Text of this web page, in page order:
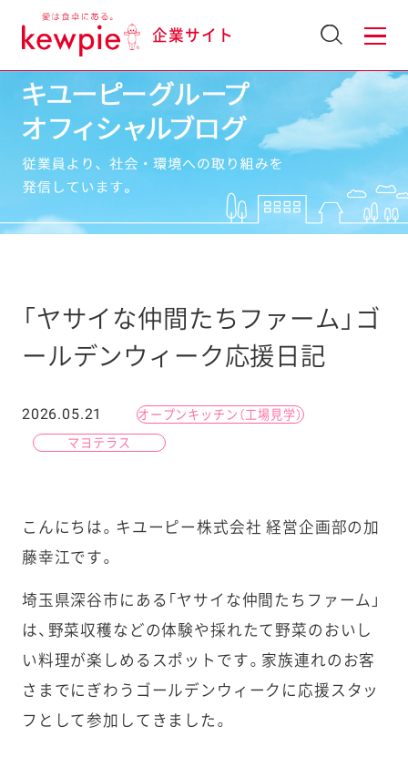
企業サイト
「ヤサイな仲間たちファーム」ゴ
ールデンウィーク応援日記
2026.05.21 オープンキッチン（工場見学）
マヨテラス
こんにちは。キユーピー株式会社 経営企画部の加
藤幸江です。
埼玉県深谷市にある「ヤサイな仲間たちファーム」
は、野菜収穫などの体験や採れたて野菜のおいし
い料理が楽しめるスポットです。家族連れのお客
さまでにぎわうゴールデンウィークに応援スタッ
フとして参加してきました。